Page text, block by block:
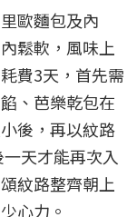
歐麵包及內
鬆軟，風味上
費3天，首先需
、芭樂乾包在
後，再以紋路
天才能再次入
紋路整齊朝上
心力。